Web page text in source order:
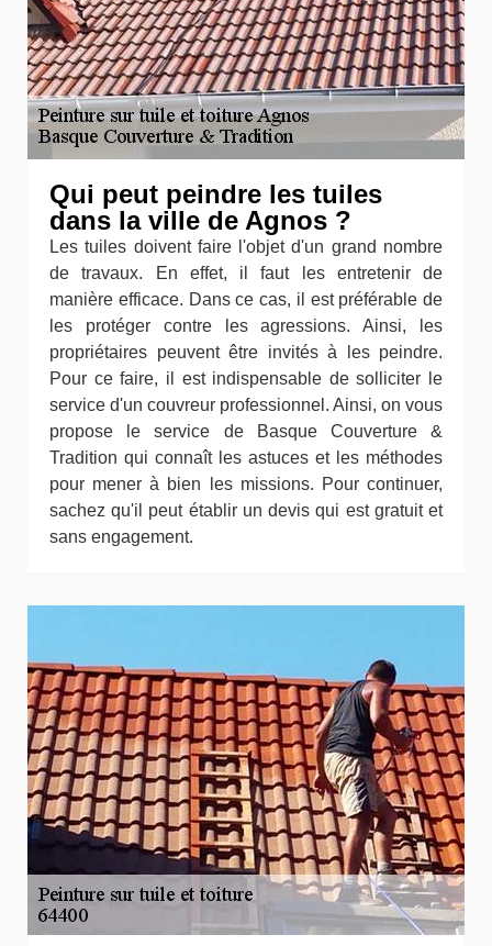
Qui peut peindre les tuiles
dans la ville de Agnos ?
Les tuiles doivent faire l'objet d'un grand nombre
de travaux. En effet, il faut les entretenir de
manière efficace. Dans ce cas, il est préférable de
les protéger contre les agressions. Ainsi, les
propriétaires peuvent être invités à les peindre.
Pour ce faire, il est indispensable de solliciter le
service d'un couvreur professionnel. Ainsi, on vous
propose le service de Basque Couverture &
Tradition qui connaît les astuces et les méthodes
pour mener à bien les missions. Pour continuer,
sachez qu'il peut établir un devis qui est gratuit et
sans engagement.